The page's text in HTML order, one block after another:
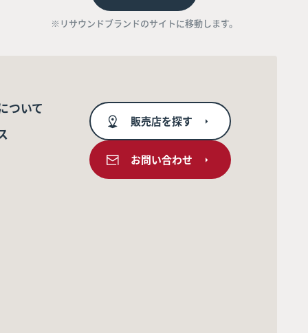
※リサウンドブランドのサイトに移動します。
ついて
販売店を探す
お問い合わせ